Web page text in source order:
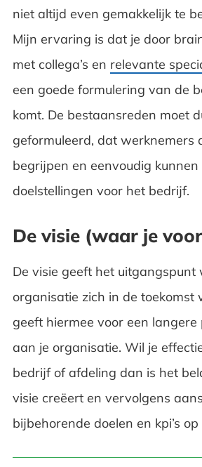
niet altijd even gemakkelijk te
Mijn ervaring is dat je door
met collega’s en relevante
een goede formulering van de
komt. De bestaansreden moet
geformuleerd, dat werknemers
begrijpen en eenvoudig
doelstellingen voor het bedrijf.
De visie (waar je
De visie geeft het
organisatie zich in de toekomst
geeft hiermee voor een
aan je organisatie. Wil je
bedrijf of afdeling dan is het
visie creëert en vervolgens
bijbehorende doelen en kpi’s